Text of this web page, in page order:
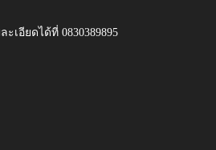
เอียดได้ที่ 0830389895